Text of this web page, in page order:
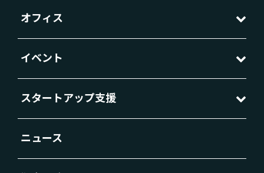
オフィス
イベント
スタートアップ支援
ニュース